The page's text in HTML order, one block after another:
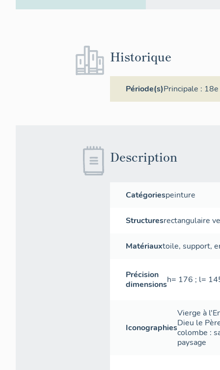
Historique
Période(s)Principale :
Description
Catégoriespeinture
Structuresrectangulaire
Matériauxtoile, support,
Précision
dimensionsh= 176 ; l=
Iconographies
Vierge à
Dieu le
colombe :
paysage